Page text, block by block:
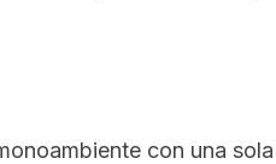
con una